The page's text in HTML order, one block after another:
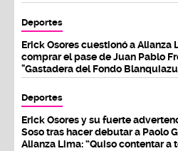
Deportes
Erick Osores cuestionó a Alianza
comprar el pase de Juan Pablo
"Gastadera del Fondo
Deportes
Erick Osores y su fuerte
Soso tras hacer debutar a Paolo
Alianza Lima: “Quiso contentar a